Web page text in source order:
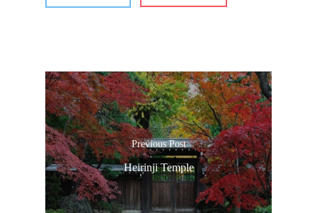
Previous Post
Heirinji Temple